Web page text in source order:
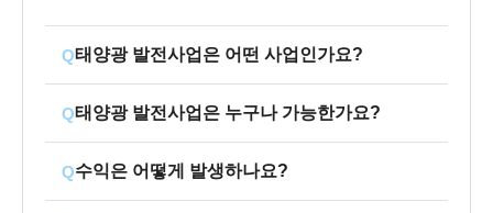
Q태양광 발전사업은 어떤 사업인가요?
Q태양광 발전사업은 누구나 가능한가요?
Q수익은 어떻게 발생하나요?